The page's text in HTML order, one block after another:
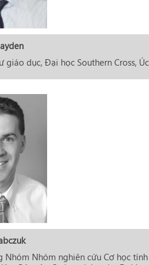
giáo dục, Đại học Southern Cross, Úc
Nhóm Nhóm nghiên cứu Cơ học